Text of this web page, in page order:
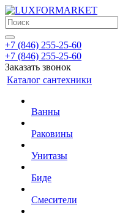
+7 (846) 255-25-60
+7 (846) 255-25-60
Заказать звонок
Каталог сантехники
Ванны
Раковины
Унитазы
Биде
Смесители